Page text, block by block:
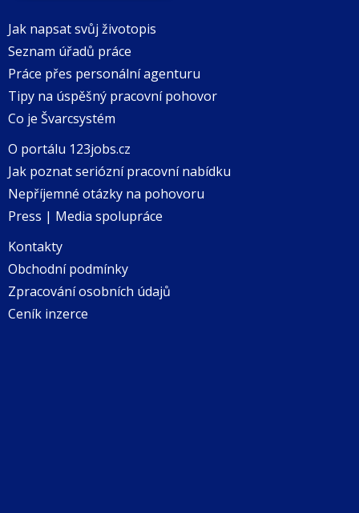
Jak napsat svůj životopis
Seznam úřadů práce
Práce přes personální agenturu
Tipy na úspěšný pracovní pohovor
Co je Švarcsystém
O portálu 123jobs.cz
Jak poznat seriózní pracovní nabídku
Nepříjemné otázky na pohovoru
Press | Media spolupráce
Kontakty
Obchodní podmínky
Zpracování osobních údajů
Ceník inzerce